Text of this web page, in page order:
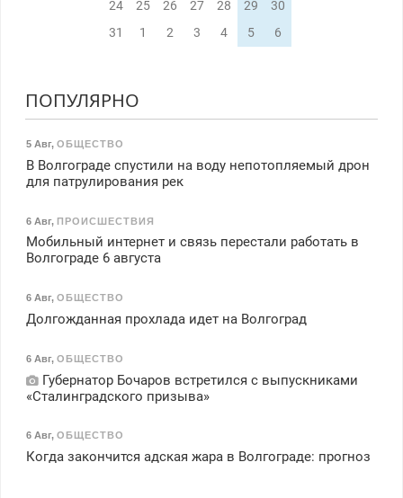
24
25 26 27 28 29
30
31
1 2 3 4 5 6
ПОПУЛЯРНО
5 Авг, ОБЩЕСТВО
В Волгограде спустили на воду непотопляемый дрон
для патрулирования рек
6 Авг, ПРОИСШЕСТВИЯ
Мобильный интернет и связь перестали работать в
Волгограде 6 августа
6 Авг, ОБЩЕСТВО
Долгожданная прохлада идет на Волгоград
6 Авг, ОБЩЕСТВО
Губернатор Бочаров встретился с выпускниками
«Сталинградского призыва»
6 Авг, ОБЩЕСТВО
Когда закончится адская жара в Волгограде: прогноз